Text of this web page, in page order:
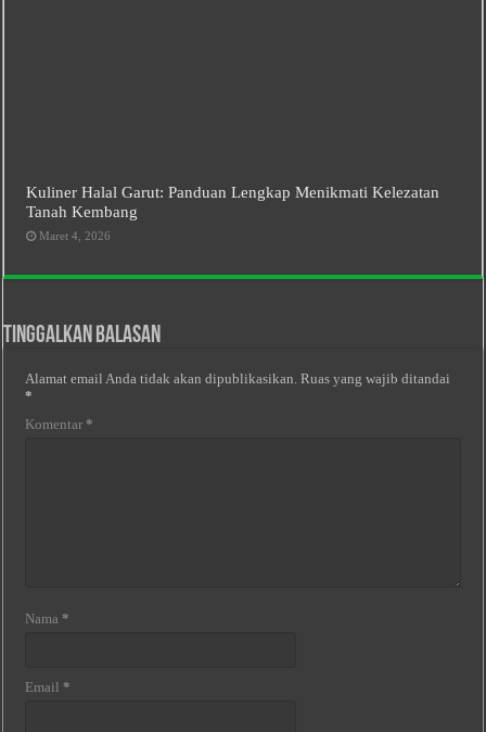
Kuliner Halal Garut: Panduan Lengkap Menikmati Kelezatan
Tanah Kembang
Maret 4, 2026
Tinggalkan Balasan
Alamat email Anda tidak akan dipublikasikan. Ruas yang wajib ditandai
*
Komentar *
Nama *
Email *